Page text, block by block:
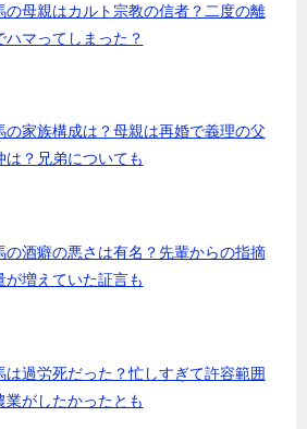
の母親はカルト宗教の信者？二度の離
ハマってしまった？
の家族構成は？母親は再婚で義理の父
は？兄弟についても
の酒癖の悪さは有名？先輩からの指摘
が増えていた証言も
は過労死だった？忙しすぎて許容範囲
業がしたかったとも